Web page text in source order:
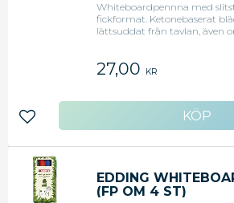
Whiteboardpennna med
fickformat. Ketonebaserat
lättsuddat från tavlan, även
27,00 KR
Lägg till i favoriter
EDDING
(FP OM 4 ST)